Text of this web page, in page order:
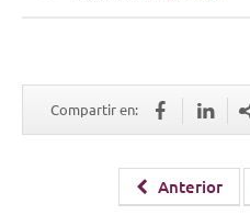
Compartir en:
Anterior